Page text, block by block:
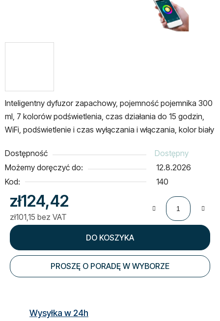
Inteligentny dyfuzor zapachowy, pojemność pojemnika 300
ml, 7 kolorów podświetlenia, czas działania do 15 godzin,
WiFi, podświetlenie i czas wyłączania i włączania, kolor biały
Dostępność
Dostępny
Możemy doręczyć do:
12.8.2026
Kod:
140
zł124,42
zł101,15 bez VAT
Cena jednostkowa:
DO KOSZYKA
PROSZĘ O PORADĘ W WYBORZE
Wysyłka w 24h